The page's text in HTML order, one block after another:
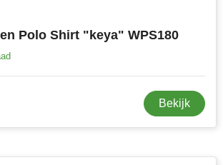
Polo Shirt "keya" WPS180
Bekijk